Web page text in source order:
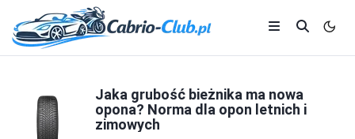
Jaka grubość bieżnika ma nowa
opona? Norma dla opon letnich i
zimowych